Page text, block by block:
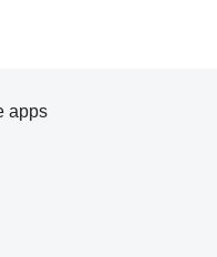
apps